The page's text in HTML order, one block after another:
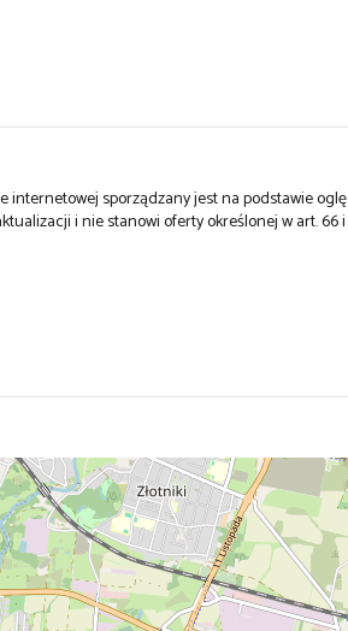
internetowej sporządzany jest na podstawie
i nie stanowi oferty określonej w art. 66